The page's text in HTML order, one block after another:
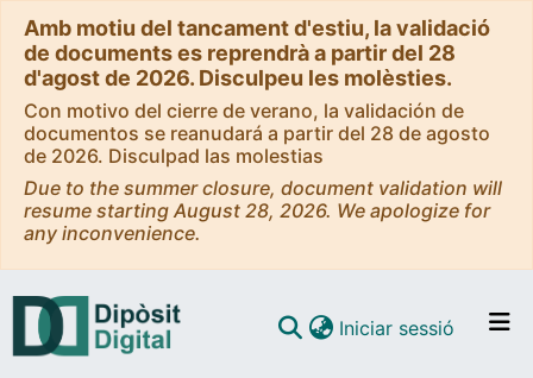
Amb motiu del tancament d'estiu, la validació
de documents es reprendrà a partir del 28
d'agost de 2026. Disculpeu les molèsties.
Con motivo del cierre de verano, la validación de
documentos se reanudará a partir del 28 de agosto
de 2026. Disculpad las molestias
Due to the summer closure, document validation will
resume starting August 28, 2026. We apologize for
any inconvenience.
Iniciar sessió (current)